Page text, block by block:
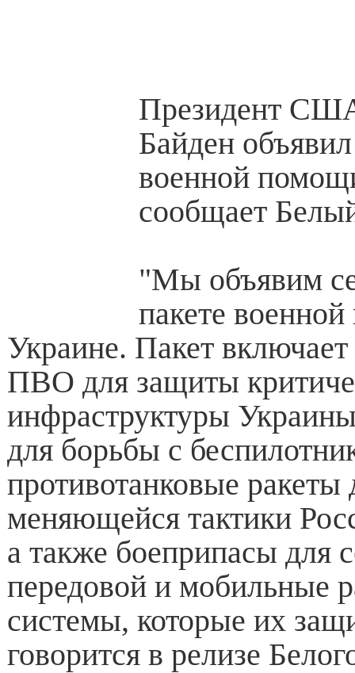
Президент
Байден
военной
сообщает
"Мы объявим
пакете
Украине. Пакет включает
ПВО для защиты
инфраструктуры
для борьбы с
противотанковые
меняющейся тактики
а также боеприпасы для
передовой и мобильные
системы, которые их
говорится в релизе